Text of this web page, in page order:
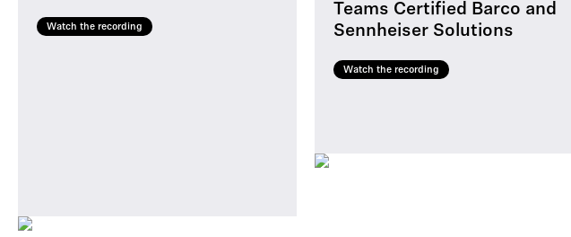
Watch the recording
Teams Certified Barco and
Sennheiser Solutions
Watch the recording